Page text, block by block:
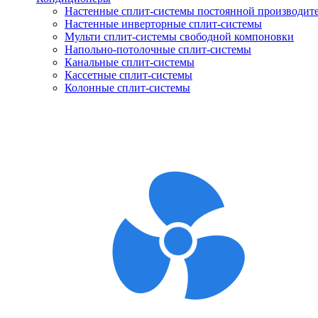
Настенные сплит-системы постоянной
Настенные инверторные сплит-системы
Мульти сплит-системы свободной компоновки
Напольно-потолочные сплит-системы
Канальные сплит-системы
Кассетные сплит-системы
Колонные сплит-системы